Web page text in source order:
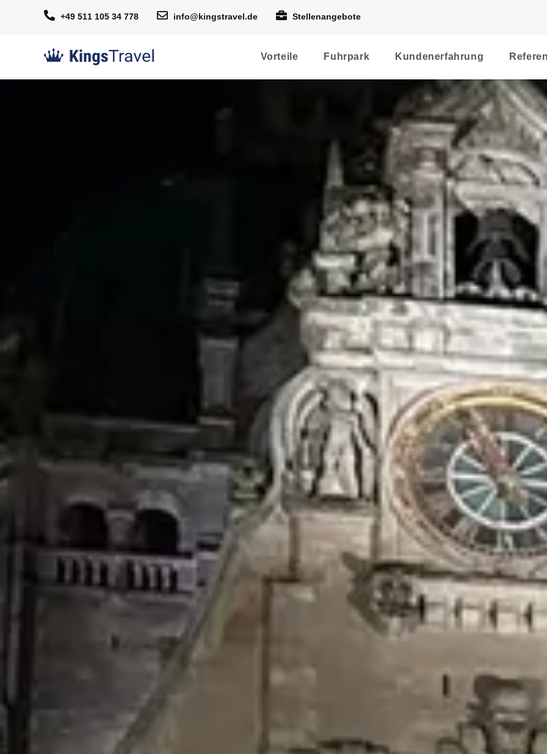
+49 511 105 34 778 info@kingstravel.de Stellenangebote
Vorteile Fuhrpark Kundenerfahrung